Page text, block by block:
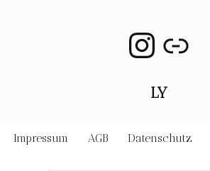
LY
Impressum AGB Datenschutz